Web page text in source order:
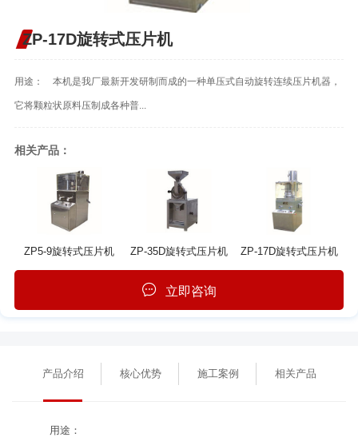
ZP-17D旋转式压片机
用途： 本机是我厂最新开发研制而成的一种单压式自动旋转连续压片机器，
它将颗粒状原料压制成各种普...
相关产品：
ZP5-9旋转式压片机 ZP-35D旋转式压片机 ZP-17D旋转式压片机
立即咨询
产品介绍 核心优势 施工案例 相关产品
用途：